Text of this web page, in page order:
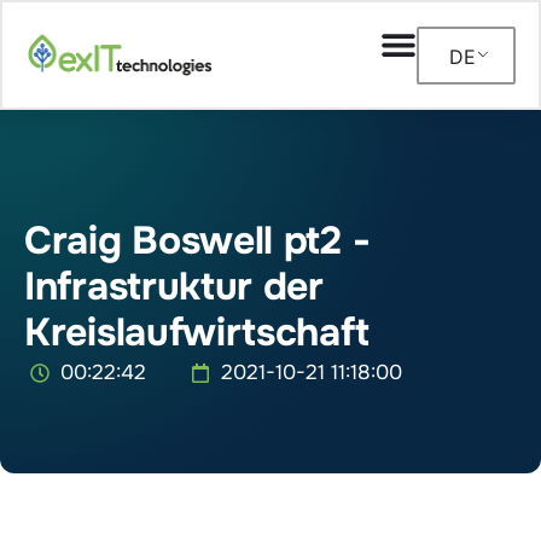
DE
Craig Boswell pt2 -
Infrastruktur der
Kreislaufwirtschaft
00:22:42 2021-10-21 11:18:00